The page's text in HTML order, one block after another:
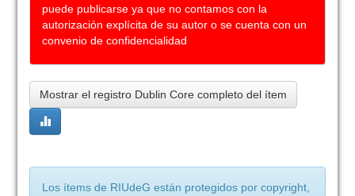
puede publicarse ya que no contamos con la
autorización explícita de su autor o se cuenta con un
convenio de confidencialidad
Mostrar el registro Dublin Core completo del ítem
Los ítems de RIUdeG están protegidos por copyright,